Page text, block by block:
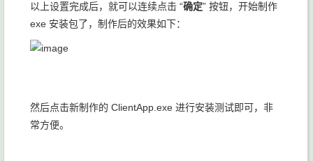
以上设置完成后，就可以连续点击 “确定” 按钮，开始制作
exe 安装包了，制作后的效果如下：
然后点击新制作的 ClientApp.exe 进行安装测试即可，非
常方便。